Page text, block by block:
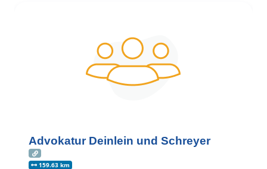
Advokatur Deinlein und Schreyer
159.63 km